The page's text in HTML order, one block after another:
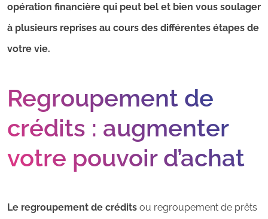
opération financière qui peut bel et bien vous soulager
à plusieurs reprises au cours des différentes étapes de
votre vie.
Regroupement de
crédits : augmenter
votre pouvoir d’achat
Le regroupement de crédits ou regroupement de prêts